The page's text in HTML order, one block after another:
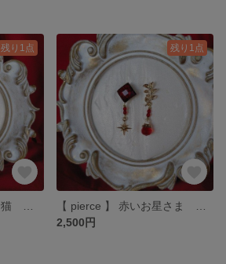
残り1点 残り1点
2,500円